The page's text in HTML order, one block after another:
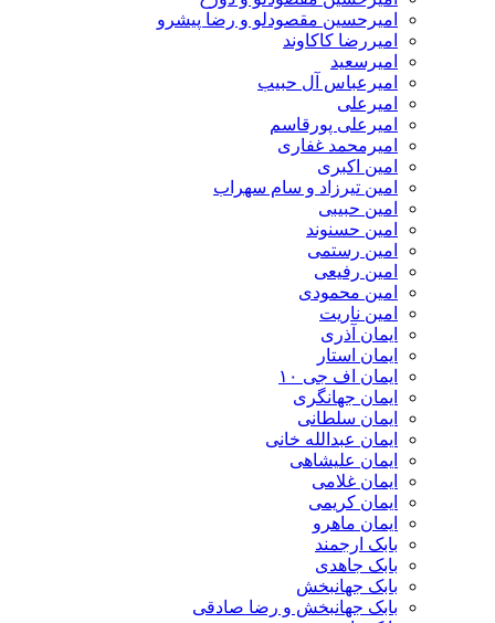
امیرحسین مقصودلو و رضا پیشرو
امیررضا کاکاوند
امیرسعید
امیرعباس آل حبیب
امیرعلی
امیرعلی پورقاسم
امیرمحمد غفاری
امین اکبری
امین تیرزاد و سام سهراب
امین حبیبی
امین حسنوند
امین رستمی
امین رفیعی
امین محمودی
امین ناریت
ایمان آذری
ایمان استار
ایمان اف جی ۱۰
ایمان جهانگری
ایمان سلطانی
ایمان عبدالله خانی
ایمان علیشاهی
ایمان غلامی
ایمان کریمی
ایمان ماهرو
بابک ارجمند
بابک جاهدی
بابک جهانبخش
بابک جهانبخش و رضا صادقی